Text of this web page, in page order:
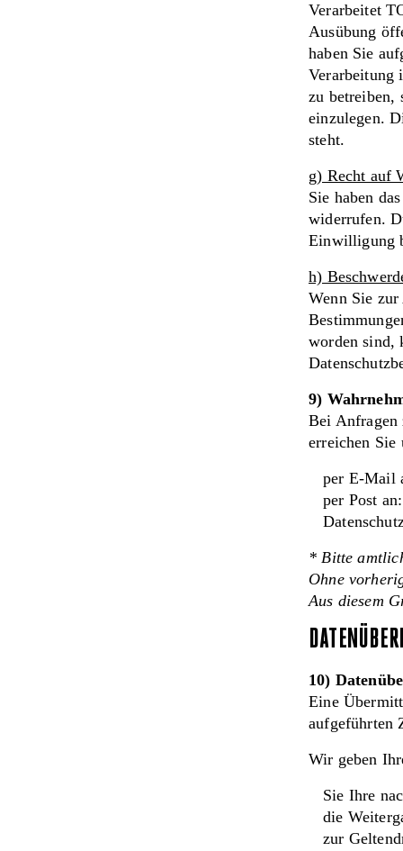
Verarbeitet
Ausübung
haben Sie
Verarbeitung
zu betreiben,
einzulegen.
steht.
g) Recht auf
Sie haben
widerrufen.
Einwilligung
h)
Wenn Sie
worden sind,
9)
Bei Anfragen
erreichen Sie
per E-Mail
per Post
* Bitte
Ohne
Aus diesem
10)
Eine
aufgeführten
Wir geben
Sie Ihre
die
zur